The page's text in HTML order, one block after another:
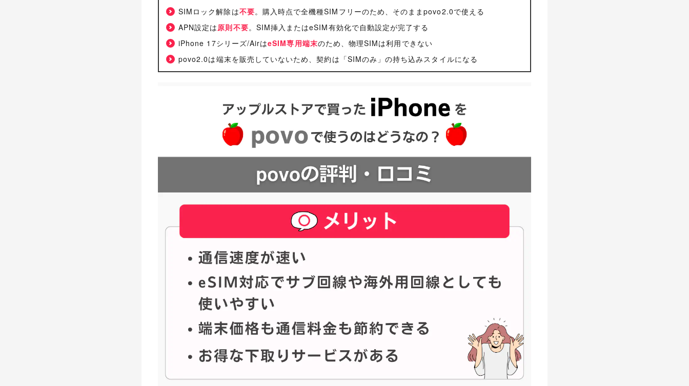
SIMロック解除は不要。購入時点で全機種SIMフリーのため、そのままpovo2.0で使える
APN設定は原則不要。SIM挿入またはeSIM有効化で自動設定が完了する
iPhone 17シリーズ/AirはeSIM専用端末のため、物理SIMは利用できない
povo2.0は端末を販売していないため、契約は「SIMのみ」の持ち込みスタイルになる